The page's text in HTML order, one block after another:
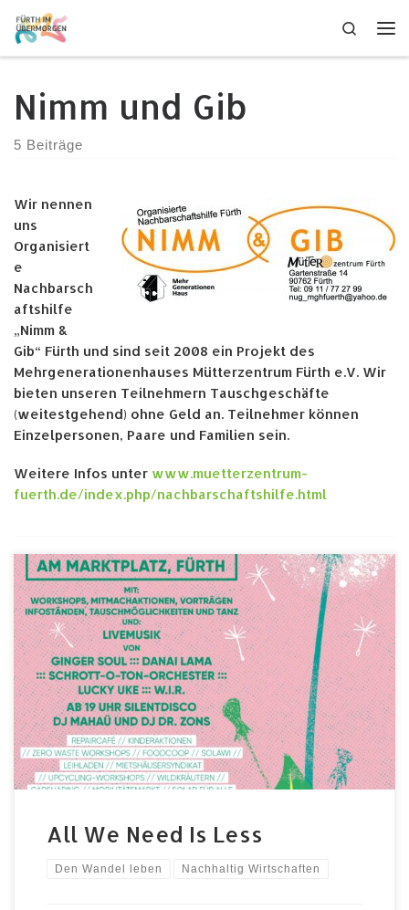
Zum Inhalt springen
Search
Nimm und Gib
5 Beiträge
Wir nennen
uns
Organisiert
e
Nachbarsch
aftshilfe
„Nimm &
Gib“ Fürth und sind seit 2008 ein Projekt des
Mehrgenerationenhauses Mütterzentrum Fürth e.V. Wir
bieten unseren Teilnehmern Tauschgeschäfte
(weitestgehend) ohne Geld an. Teilnehmer können
Einzelpersonen, Paare und Familien sein.
Weitere Infos unter www.muetterzentrum-
fuerth.de/index.php/nachbarschaftshilfe.html
Festival für ein gutes Lebens – und weniger
Verbrauch! Am 17.Juni 23 wird der Marktplatz von 13
bis 18 Uhr in Fürth zu einer Oase des Teilens, der
Gemeinschaft, der Mitgestaltung, für Kreativität und
einen nachhaltigen Lebensstil. Das Festival mit dem
Titel „All we need is less“ findet zum 3. […]
All We Need Is Less
Den Wandel leben Nachhaltig Wirtschaften